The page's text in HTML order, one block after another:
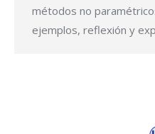
métodos no
ejemplos, reflexión y